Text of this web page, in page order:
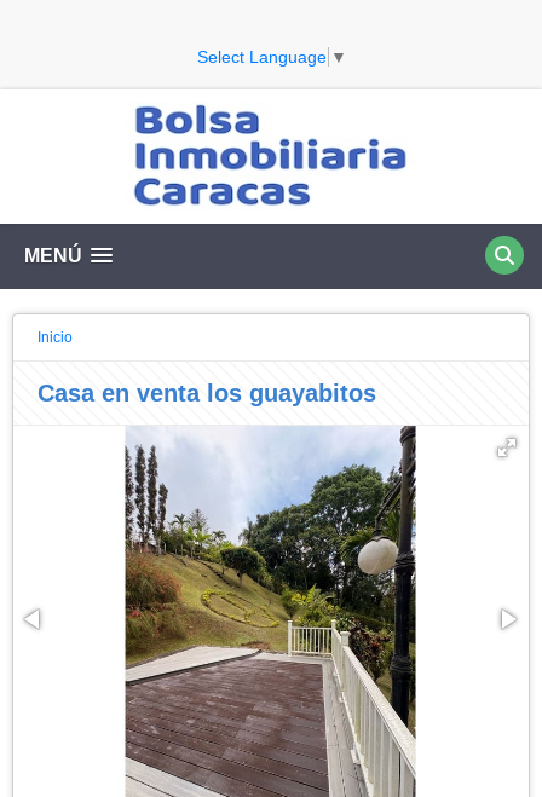
Select Language ▼
MENÚ
Inicio
Casa en venta los guayabitos